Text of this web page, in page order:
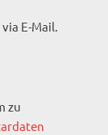
E-Mail.
zu